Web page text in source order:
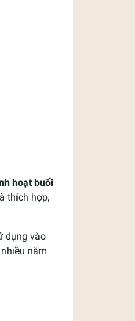
hoạt buổi
thích hợp,
dụng vào
năm